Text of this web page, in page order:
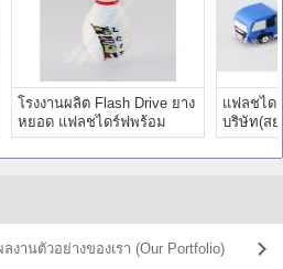
โรงงานผลิต Flash Drive ยาง
หยอด แฟลชไดร์ฟพร้อม
สกรีนโลโก้บริษัท LCIT
แฟลชได
บริษัท(สย
Drive ยา
งานตัวอย่างของเรา (Our Portfolio)